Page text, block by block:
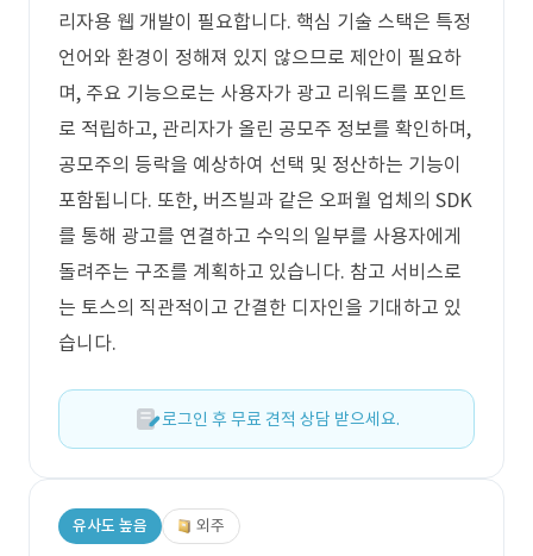
리자용 웹 개발이 필요합니다. 핵심 기술 스택은 특정
언어와 환경이 정해져 있지 않으므로 제안이 필요하
며, 주요 기능으로는 사용자가 광고 리워드를 포인트
로 적립하고, 관리자가 올린 공모주 정보를 확인하며,
공모주의 등락을 예상하여 선택 및 정산하는 기능이
포함됩니다. 또한, 버즈빌과 같은 오퍼월 업체의 SDK
를 통해 광고를 연결하고 수익의 일부를 사용자에게
돌려주는 구조를 계획하고 있습니다. 참고 서비스로
는 토스의 직관적이고 간결한 디자인을 기대하고 있
습니다.
로그인 후 무료 견적 상담 받으세요.
유사도 높음 외주